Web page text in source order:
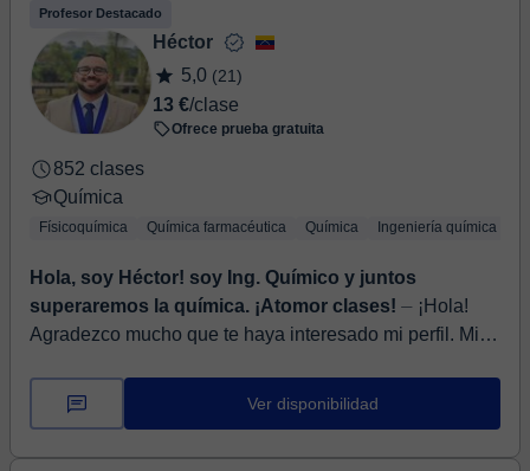
Profesor Destacado
Héctor
5,0 (21)
13 €/clase
Ofrece prueba gratuita
852 clases
Química
Físicoquímica Química farmacéutica Química Ingeniería química
Hola, soy Héctor! soy Ing. Químico y juntos
superaremos la química. ¡Atomor clases! ⏤ ¡Hola!
Agradezco mucho que te haya interesado mi perfil. Mi
graduado de la Universidad Simón Bolíva...
Ver disponibilidad